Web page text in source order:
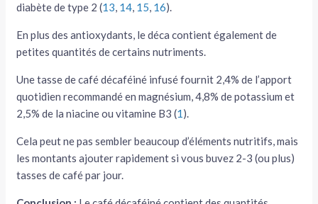
diabète de type 2 (13, 14, 15, 16).
En plus des antioxydants, le déca contient également de
petites quantités de certains nutriments.
Une tasse de café décaféiné infusé fournit 2,4% de l’apport
quotidien recommandé en magnésium, 4,8% de potassium et
2,5% de la niacine ou vitamine B3 (1).
Cela peut ne pas sembler beaucoup d’éléments nutritifs, mais
les montants ajouter rapidement si vous buvez 2-3 (ou plus)
tasses de café par jour.